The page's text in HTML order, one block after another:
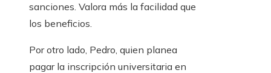
sanciones. Valora más la facilidad que
los beneficios.
Por otro lado, Pedro, quien planea
pagar la inscripción universitaria en